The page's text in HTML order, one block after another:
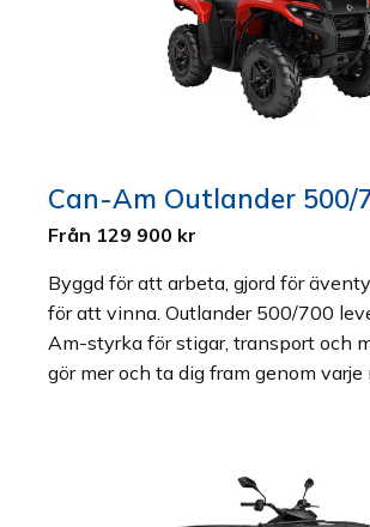
Can-Am Outlander 500/
Från 129 900 kr
Byggd för att arbeta, gjord för
för att vinna. Outlander 500/700
Am-styrka för stigar, transport och
gör mer och ta dig fram genom varje